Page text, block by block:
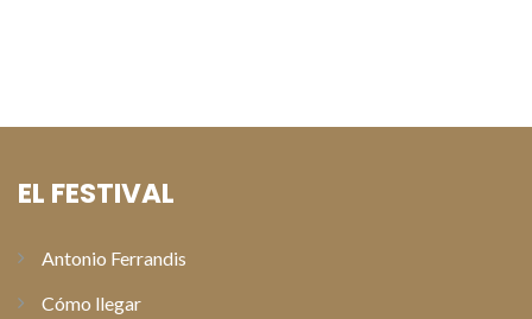
EL FESTIVAL
Antonio Ferrandis
Cómo llegar